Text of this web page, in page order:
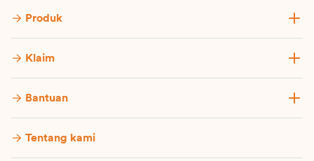
Produk
Klaim
Bantuan
Tentang kami